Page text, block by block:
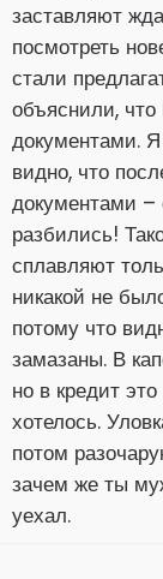
заставляют
посмотреть
стали
объяснили,
документами.
видно, что
документами –
разбились!
сплавляют
никакой не
потому что
замазаны. В
но в кредит
хотелось.
потом
зачем же ты
уехал.